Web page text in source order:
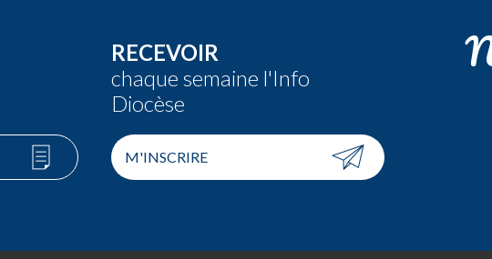
RECEVOIR
chaque semaine l'Info
Diocèse
M'INSCRIRE